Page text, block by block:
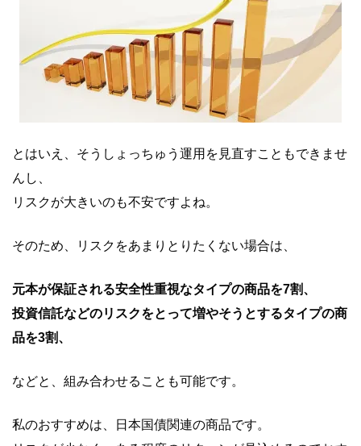
とはいえ、そうしょっちゅう運用を見直すこともできませ
んし、
リスクが大きいのも不安ですよね。
そのため、リスクをあまりとりたくない場合は、
元本が保証される安全性重視なタイプの商品を7割、
投資信託などのリスクをとって増やそうとするタイプの商
品を3割、
などと、組み合わせることも可能です。
私のおすすめは、日本国債関連の商品です。